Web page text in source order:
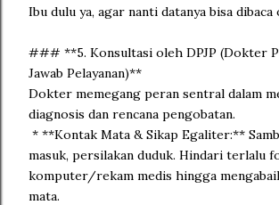
Ibu dulu ya, agar nanti datanya bisa
### **5. Konsultasi oleh DPJP (Dokter
Jawab Pelayanan)**
Dokter memegang peran sentral dalam
diagnosis dan rencana pengobatan.
* **Kontak Mata & Sikap Egaliter:**
masuk, persilakan duduk. Hindari terlalu
komputer/rekam medis hingga
mata.